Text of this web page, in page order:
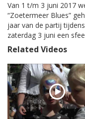
Van 1 t/m 3 juni 2017
“Zoetermeer Blues”
jaar van de partij
zaterdag 3 juni een
Related Videos